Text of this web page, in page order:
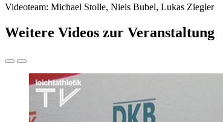
Videoteam: Michael Stolle, Niels Bubel, Lukas Ziegler
Weitere Videos zur Veranstaltung